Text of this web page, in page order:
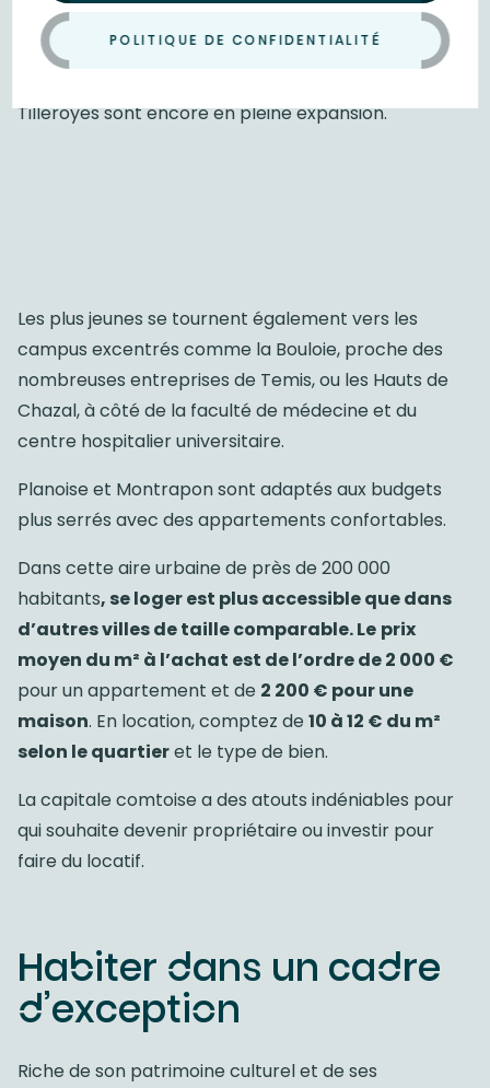
Les rues de Palente et Bregille réservent de belles
Tilleroyes sont encore en pleine expansion.
Les plus jeunes se tournent également vers les
campus excentrés comme la Bouloie, proche des
nombreuses entreprises de Temis, ou les Hauts de
Chazal, à côté de la faculté de médecine et du
centre hospitalier universitaire.
Planoise et Montrapon sont adaptés aux budgets
plus serrés avec des appartements confortables.
Dans cette aire urbaine de près de 200 000
habitants, se loger est plus accessible que dans
d’autres villes de taille comparable. Le prix
moyen du m² à l’achat est de l’ordre de 2 000 €
pour un appartement et de 2 200 € pour une
maison. En location, comptez de 10 à 12 € du m²
selon le quartieret le type de bien.
La capitale comtoise a des atouts indéniables pour
qui souhaite devenir propriétaire ou investir pour
faire du locatif.
Habiter dans un cadre
d’exception
Riche de son patrimoine culturel et de ses
POLITIQUE DE CONFIDENTIALITÉ